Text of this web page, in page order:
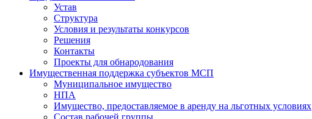
Устав
Структура
Условия и результаты конкурсов
Решения
Контакты
Проекты для обнародования
Имущественная поддержка субъектов МСП
Муниципальное имущество
НПА
Имущество, предоставляемое в аренду на льготных условиях
Состав рабочей группы